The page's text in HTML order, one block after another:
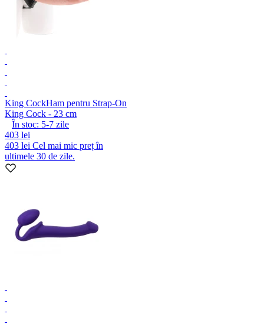
King CockHam pentru Strap-On
King Cock - 23 cm
În stoc: 5-7 zile
403 lei
403 lei Cel mai mic preț în
ultimele 30 de zile.